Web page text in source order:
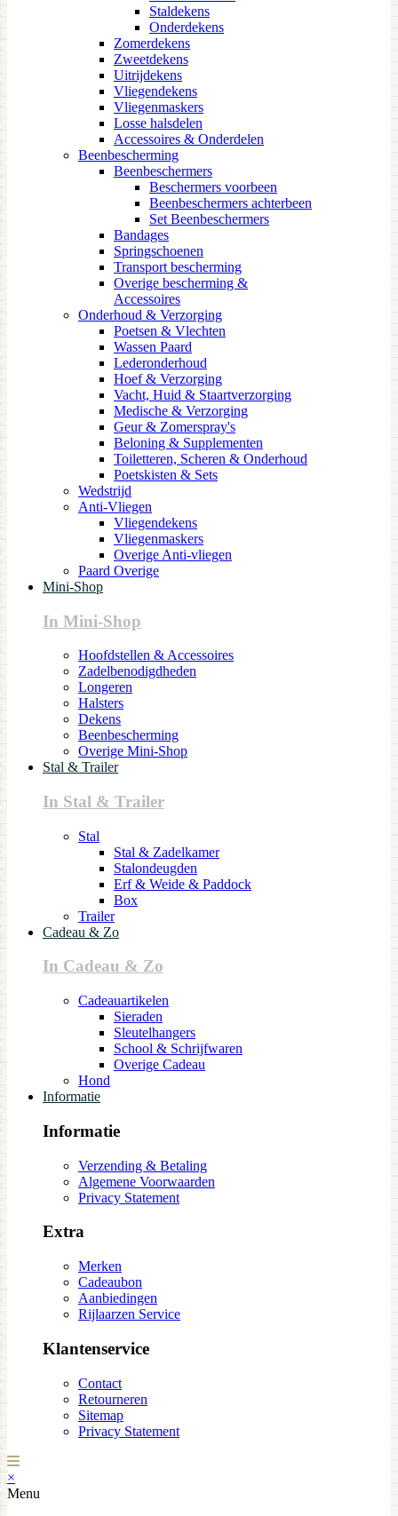
Staldekens
Onderdekens
Zomerdekens
Zweetdekens
Uitrijdekens
Vliegendekens
Vliegenmaskers
Losse halsdelen
Accessoires & Onderdelen
Beenbescherming
Beenbeschermers
Beschermers voorbeen
Beenbeschermers achterbeen
Set Beenbeschermers
Bandages
Springschoenen
Transport bescherming
Overige bescherming &
Accessoires
Onderhoud & Verzorging
Poetsen & Vlechten
Wassen Paard
Lederonderhoud
Hoef & Verzorging
Vacht, Huid & Staartverzorging
Medische & Verzorging
Geur & Zomerspray's
Beloning & Supplementen
Toiletteren, Scheren & Onderhoud
Poetskisten & Sets
Wedstrijd
Anti-Vliegen
Vliegendekens
Vliegenmaskers
Overige Anti-vliegen
Paard Overige
Mini-Shop
In Mini-Shop
Hoofdstellen & Accessoires
Zadelbenodigdheden
Longeren
Halsters
Dekens
Beenbescherming
Overige Mini-Shop
Stal & Trailer
In Stal & Trailer
Stal
Stal & Zadelkamer
Stalondeugden
Erf & Weide & Paddock
Box
Trailer
Cadeau & Zo
In Cadeau & Zo
Cadeauartikelen
Sieraden
Sleutelhangers
School & Schrijfwaren
Overige Cadeau
Hond
Informatie
Informatie
Verzending & Betaling
Algemene Voorwaarden
Privacy Statement
Extra
Merken
Cadeaubon
Aanbiedingen
Rijlaarzen Service
Klantenservice
Contact
Retourneren
Sitemap
Privacy Statement
×
Menu